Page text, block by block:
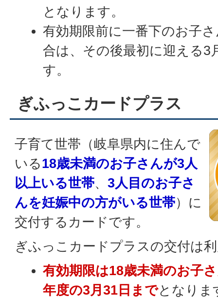
となります。
有効期限前に一番下のお子
合は、その後最初に迎える3
す。
ぎふっこカードプラス
子育て世帯（岐阜県内に住んで
いる18歳未満のお子さんが3人
以上いる世帯、 3人目のお子さ
んを妊娠中の方がいる世帯）に
交付するカードです。
ぎふっこカードプラスの交付は
有効期限は18歳未満のお子
年度の3月31日までとなりま